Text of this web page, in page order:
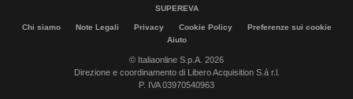
SUPEREVA
Chi siamo Note Legali Privacy Cookie Policy
Preferenze sui cookie
Aiuto
© Italiaonline S.p.A. 2026
Direzione e coordinamento di Libero Acquisition S.á r.l.
P. IVA 03970540963